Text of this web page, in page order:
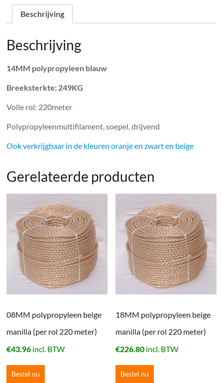
Beschrijving
Beschrijving
14MM polypropyleen blauw
Breeksterkte: 249KG
Volle rol: 220meter
Polypropyleenmultifilament, soepel, drijvend
Ook verkrijgbaar in de kleurenoranjeenzwarten beige
Gerelateerde producten
08MM polypropyleen beige
manilla (per rol 220 meter)
€43.96 incl. BTW
Bestel nu
18MM polypropyleen beige
manilla (per rol 220 meter)
€226.80 incl. BTW
Bestel nu